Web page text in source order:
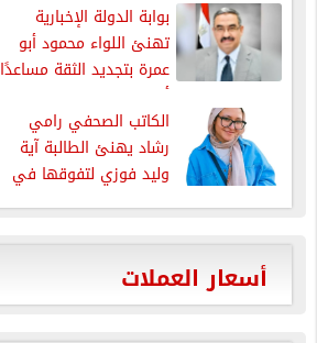
بوابة الدولة الإخبارية
تهنئ اللواء محمود أبو
عمرة بتجديد الثقة مساعدًا
أول...
الكاتب الصحفي رامي
رشاد يهنئ الطالبة آية
وليد فوزي لتفوقها في
الثانوية...
أسعار العملات